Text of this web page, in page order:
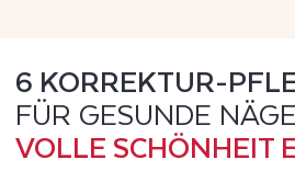
6 KORREKTUR-
FÜR GESUNDE
VOLLE SCHÖNHEIT